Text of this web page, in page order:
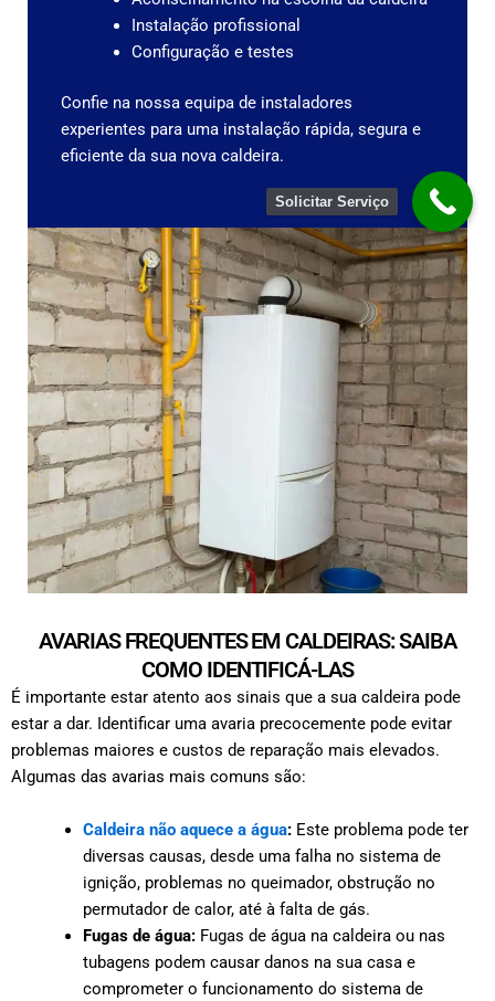
Instalação profissional
Configuração e testes
Confie na nossa equipa de instaladores
experientes para uma instalação rápida, segura e
eficiente da sua nova caldeira.
AVARIAS FREQUENTES EM CALDEIRAS: SAIBA
COMO IDENTIFICÁ-LAS
É importante estar atento aos sinais que a sua caldeira pode
estar a dar. Identificar uma avaria precocemente pode evitar
problemas maiores e custos de reparação mais elevados.
Algumas das avarias mais comuns são:
Caldeira não aquece a água: Este problema pode ter
diversas causas, desde uma falha no sistema de
ignição, problemas no queimador, obstrução no
permutador de calor, até à falta de gás.
Fugas de água: Fugas de água na caldeira ou nas
tubagens podem causar danos na sua casa e
comprometer o funcionamento do sistema de
Solicitar Serviço